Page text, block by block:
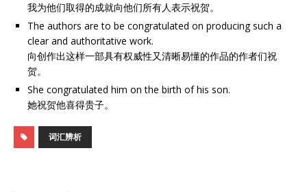
我为他们取得的成就向他们所有人表示祝贺。
The authors are to be congratulated on producing such a
clear and authoritative work.
向创作出这样一部具有权威性又清晰易懂的作品的作者们祝
贺。
She congratulated him on the birth of his son.
她祝贺他喜得贵子。
词汇辨析